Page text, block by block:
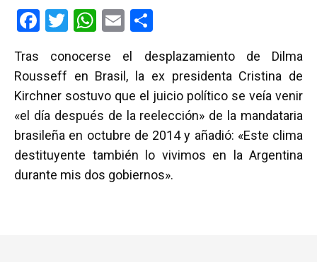
F
ce
b
o
o
k
T
tt
er
W
at
s
A
p
p
E
ail m
p
ar
tir
Tras conocerse el desplazamiento de Dilma
Rousseff en Brasil, la ex presidenta Cristina de
Kirchner sostuvo que el juicio político se veía venir
«el día después de la reelección» de la mandataria
brasileña en octubre de 2014 y añadió: «Este clima
destituyente también lo vivimos en la Argentina
durante mis dos gobiernos».